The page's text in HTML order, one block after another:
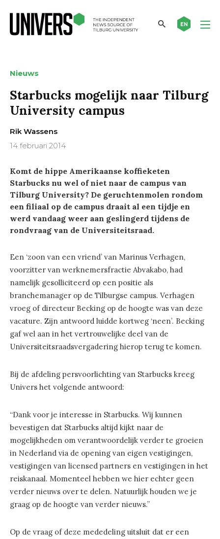
EN
Nieuws
Starbucks mogelijk naar Tilburg
University campus
Rik Wassens
14 februari 2014
Komt de hippe Amerikaanse koffieketen
Starbucks nu wel of niet naar de campus van
Tilburg University? De geruchtenmolen rondom
een filiaal op de campus draait al een tijdje en
werd vandaag weer aan geslingerd tijdens de
rondvraag van de Universiteitsraad.
Een ‘zoon van een vriend’ van Marinus Verhagen,
voorzitter van werknemersfractie Abvakabo, had
namelijk gesolliciteerd op een positie als
branchemanager op de Tilburgse campus. Verhagen
vroeg of directeur Becking op de hoogte was van deze
vacature. Zijn antwoord luidde kortweg ‘neen’. Becking
gaf wel aan in het vertrouwelijke deel van de
Universiteitsraadsvergadering hierop terug te komen.
Bij de afdeling persvoorlichting van Starbucks kreeg
Univers het volgende antwoord:
“Dank voor je interesse in Starbucks. Wij kunnen
bevestigen dat Starbucks altijd kijkt naar de
mogelijkheden om verantwoordelijk verder te groeien
in Nederland via de opening van eigen vestigingen,
vestigingen van licensed partners en vestigingen in het
reiskanaal. Momenteel hebben we hier echter geen
verder nieuws over te delen. Natuurlijk houden we je
graag op de hoogte van verder nieuws.”
Op de vraag of deze mededeling uitsluit dat er een